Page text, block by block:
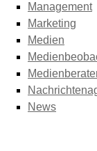
Management
Marketing
Medien
News